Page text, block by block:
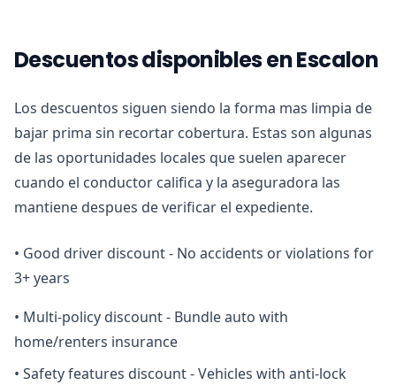
Descuentos disponibles en Escalon
Los descuentos siguen siendo la forma mas limpia de
bajar prima sin recortar cobertura. Estas son algunas
de las oportunidades locales que suelen aparecer
cuando el conductor califica y la aseguradora las
mantiene despues de verificar el expediente.
• Good driver discount - No accidents or violations for
3+ years
• Multi-policy discount - Bundle auto with
home/renters insurance
• Safety features discount - Vehicles with anti-lock